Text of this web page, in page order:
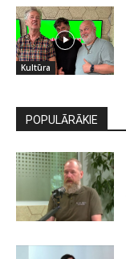
Kultūra
POPULĀRĀKIE